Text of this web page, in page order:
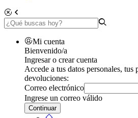
Mi cuenta
Bienvenido/a
Ingresar o crear cuenta
Accede a tus datos personales, tus
devoluciones:
Correo electrónico
Ingrese un correo válido
Continuar